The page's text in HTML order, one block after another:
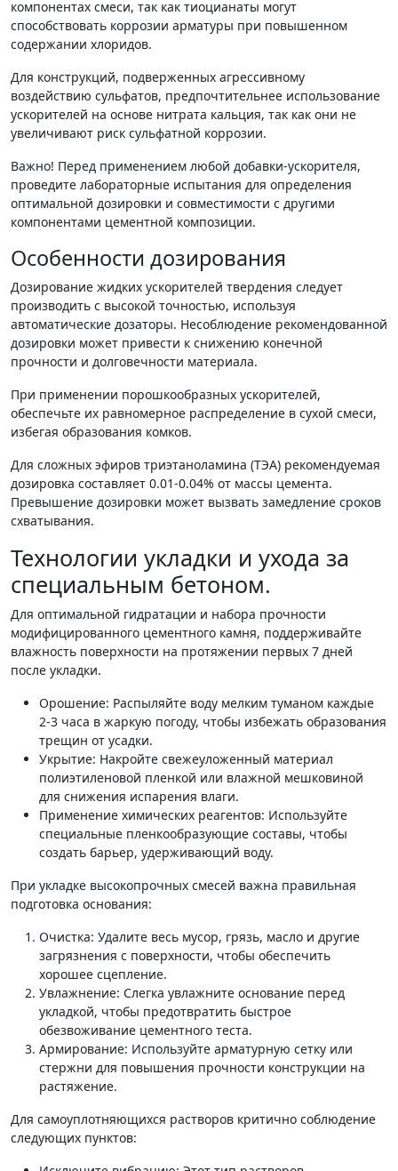
компонентах смеси, так как тиоцианаты могут
способствовать коррозии арматуры при повышенном
содержании хлоридов.
Для конструкций, подверженных агрессивному
воздействию сульфатов, предпочтительнее использование
ускорителей на основе нитрата кальция, так как они не
увеличивают риск сульфатной коррозии.
Важно! Перед применением любой добавки-ускорителя,
проведите лабораторные испытания для определения
оптимальной дозировки и совместимости с другими
компонентами цементной композиции.
Особенности дозирования
Дозирование жидких ускорителей твердения следует
производить с высокой точностью, используя
автоматические дозаторы. Несоблюдение рекомендованной
дозировки может привести к снижению конечной
прочности и долговечности материала.
При применении порошкообразных ускорителей,
обеспечьте их равномерное распределение в сухой смеси,
избегая образования комков.
Для сложных эфиров триэтаноламина (ТЭА) рекомендуемая
дозировка составляет 0.01-0.04% от массы цемента.
Превышение дозировки может вызвать замедление сроков
схватывания.
Технологии укладки и ухода за
специальным бетоном.
Для оптимальной гидратации и набора прочности
модифицированного цементного камня, поддерживайте
влажность поверхности на протяжении первых 7 дней
после укладки.
Орошение: Распыляйте воду мелким туманом каждые
2-3 часа в жаркую погоду, чтобы избежать образования
трещин от усадки.
Укрытие: Накройте свежеуложенный материал
полиэтиленовой пленкой или влажной мешковиной
для снижения испарения влаги.
Применение химических реагентов: Используйте
специальные пленкообразующие составы, чтобы
создать барьер, удерживающий воду.
При укладке высокопрочных смесей важна правильная
подготовка основания:
Очистка: Удалите весь мусор, грязь, масло и другие
загрязнения с поверхности, чтобы обеспечить
хорошее сцепление.
Увлажнение: Слегка увлажните основание перед
укладкой, чтобы предотвратить быстрое
обезвоживание цементного теста.
Армирование: Используйте арматурную сетку или
стержни для повышения прочности конструкции на
растяжение.
Для самоуплотняющихся растворов критично соблюдение
следующих пунктов: